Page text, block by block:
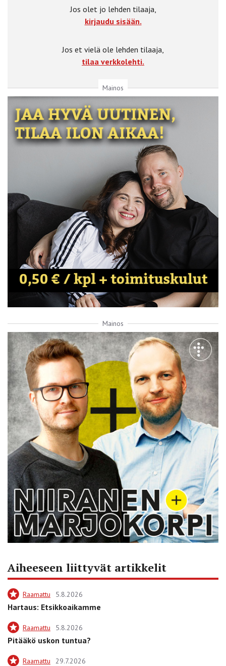
Jos olet jo lehden tilaaja,
kirjaudu sisään.
Jos et vielä ole lehden tilaaja,
tilaa verkkolehti.
Mainos
Mainos
Aiheeseen liittyvät artikkelit
Raamattu 5.8.2026
Hartaus: Etsikkoaikamme
Raamattu 5.8.2026
Pitääkö uskon tuntua?
Raamattu 29.7.2026